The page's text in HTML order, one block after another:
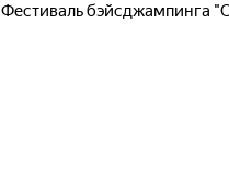
Фестиваль бэйсджампинга